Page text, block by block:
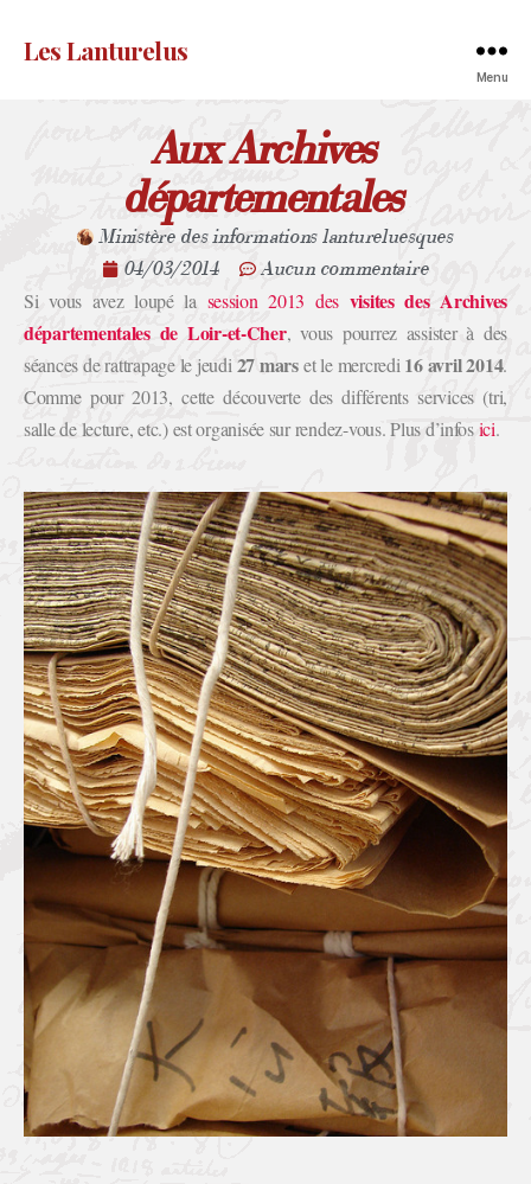
Les Lanturelus
Menu
Aux Archives
départementales
Ministère des informations lantureluesques
04/03/2014
Aucun commentaire
Si vous avez loupé la session 2013 des visites des Archives
départementales de Loir-et-Cher, vous pourrez assister à des
séances de rattrapage le jeudi 27 marset le mercredi 16 avril 2014.
Comme pour 2013, cette découverte des différents services (tri,
salle de lecture, etc.) est organisée sur rendez-vous. Plus d’infosici.